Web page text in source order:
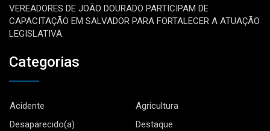
VEREADORES DE JOÃO DOURADO PARTICIPAM DE
CAPACITAÇÃO EM SALVADOR PARA FORTALECER A ATUAÇÃO
LEGISLATIVA.
Categorias
Acidente
Agricultura
Desaparecido(a)
Destaque